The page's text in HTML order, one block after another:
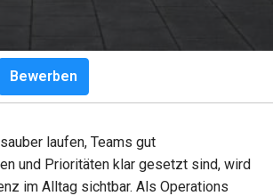
Bewerben
laufen, Teams gut
und Prioritäten klar gesetzt sind, wird
im Alltag sichtbar. Als Operations